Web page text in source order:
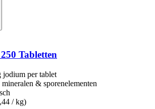
Tabletten
jodium per tablet
& sporenelementen
/ kg)